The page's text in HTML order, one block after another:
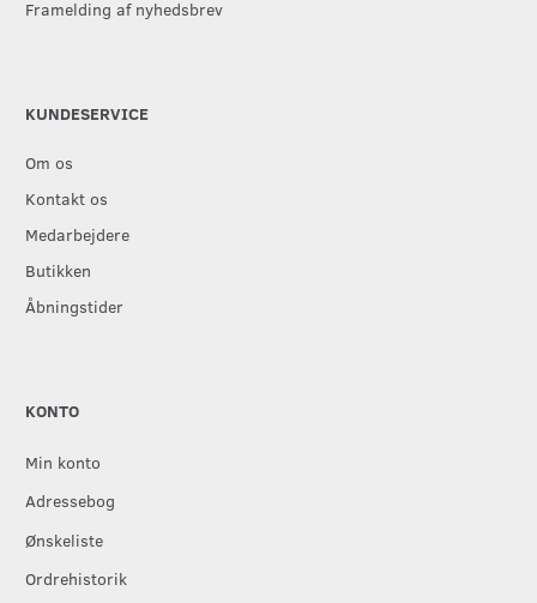
Framelding af nyhedsbrev
KUNDESERVICE
Om os
Kontakt os
Medarbejdere
Butikken
Åbningstider
KONTO
Min konto
Adressebog
Ønskeliste
Ordrehistorik